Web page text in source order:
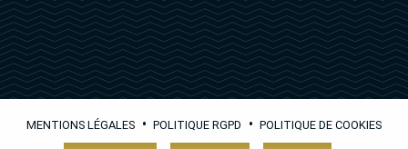
MENTIONS LÉGALES • POLITIQUE RGPD • POLITIQUE DE COOKIES